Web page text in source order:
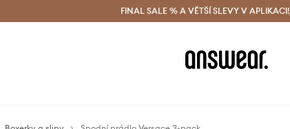
Doručení a vrácení zdarma (od 1800 Kč) Doručení i do 24 h
FINAL SALE % A VĚTŠÍ SLEVY V APLIKACI!